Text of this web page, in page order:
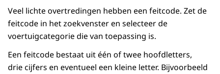
Veel lichte overtredingen hebben een feitcode. Zet de
feitcode in het zoekvenster en selecteer de
voertuigcategorie die van toepassing is.
Een feitcode bestaat uit één of twee hoofdletters,
drie cijfers en eventueel een kleine letter. Bijvoorbeeld